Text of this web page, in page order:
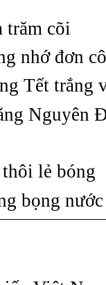
trăm cõi
nhớ đơn
Tết
Nguyên
lẻ bóng
bọng